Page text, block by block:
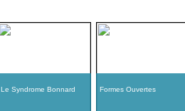
Le Syndrome Bonnard Formes Ouvertes